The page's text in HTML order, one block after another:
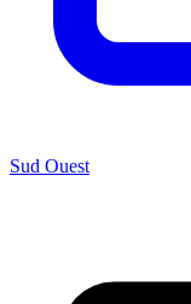
Sud Ouest